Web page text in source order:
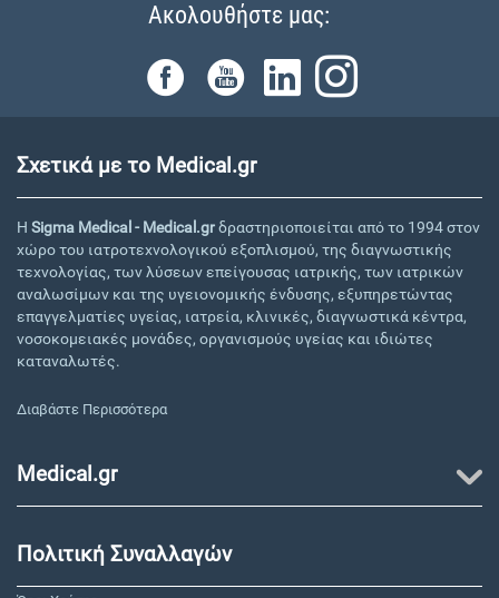
Ακολουθήστε μας:
Σχετικά με το Medical.gr
Η Sigma Medical - Medical.grδραστηριοποιείται από το 1994 στον
χώρο του ιατροτεχνολογικού εξοπλισμού, της διαγνωστικής
τεχνολογίας, των λύσεων επείγουσας ιατρικής, των ιατρικών
αναλωσίμων και της υγειονομικής ένδυσης, εξυπηρετώντας
επαγγελματίες υγείας, ιατρεία, κλινικές, διαγνωστικά κέντρα,
νοσοκομειακές μονάδες, οργανισμούς υγείας και ιδιώτες
καταναλωτές.
Διαβάστε Περισσότερα
Medical.gr
Πολιτική Συναλλαγών